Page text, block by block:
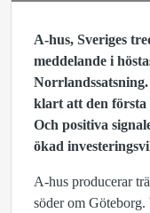
A-hus, Sveriges
meddelande i
klart att den första
Och positiva
ökad
A-hus producerar
söder om Göteborg.